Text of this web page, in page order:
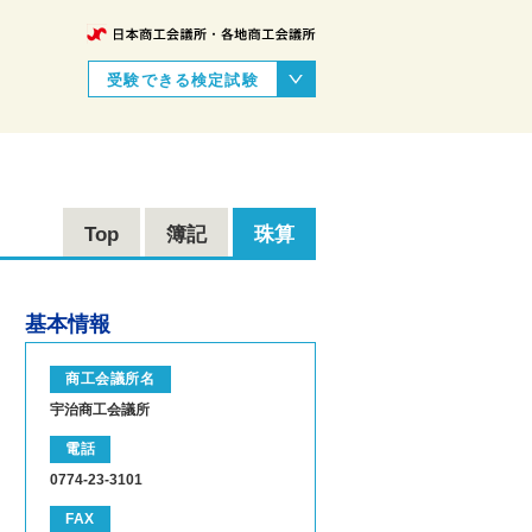
受験できる検定試験
Top 簿記 珠算
基本情報
商工会議所名
宇治商工会議所
電話
0774-23-3101
FAX